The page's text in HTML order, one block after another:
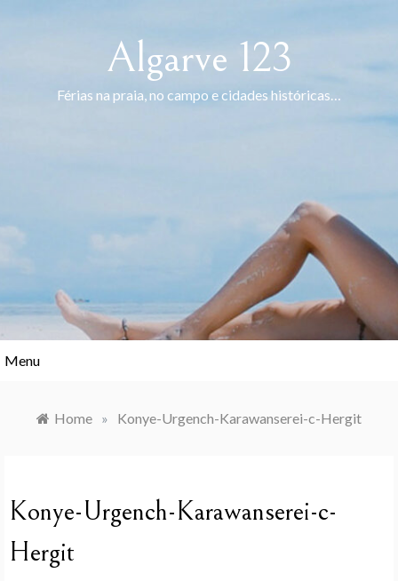
Algarve 123
Férias na praia, no campo e cidades históricas…
Menu
Home » Konye-Urgench-Karawanserei-c-Hergit
Konye-Urgench-Karawanserei-c-
Hergit